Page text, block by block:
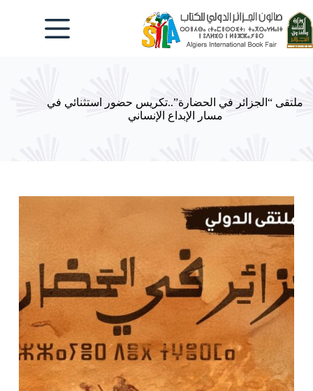
إلى
المحتوى
ملتقى “الجزائر في الحضارة”..تكريس حضور استثنائي في
مسار الإبداع الإنساني